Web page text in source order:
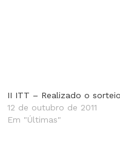
II ITT – Realizado o sorteio
12 de outubro de 2011
Em "Últimas"